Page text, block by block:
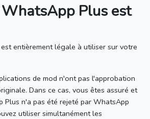
WhatsApp Plus est
entièrement légale à utiliser sur votre
de mod n'ont pas l'approbation
Dans ce cas, vous êtes assuré et
Plus n'a pas été rejeté par WhatsApp
utiliser simultanément les